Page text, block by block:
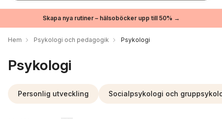
Skapa nya rutiner – hälsoböcker upp till 50% →
Hem Psykologi och pedagogik Psykologi
Psykologi
Personlig utveckling Socialpsykologi och